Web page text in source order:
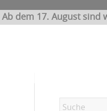
dem 17. August sind